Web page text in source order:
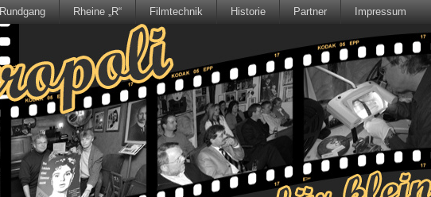
Rundgang Rheine „R“ Filmtechnik Historie Partner Impressum